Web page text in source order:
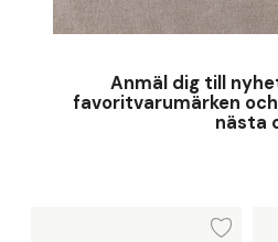
Anmäl dig till
favoritvarumärken
nästa